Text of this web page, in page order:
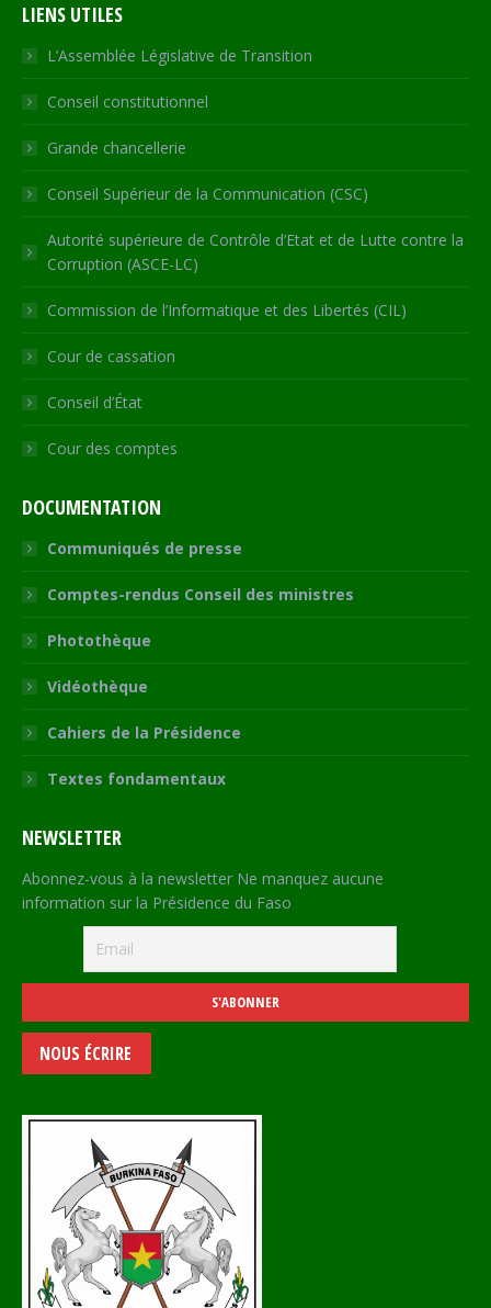
opens
in
new
window
opens
in
new
window
opens
in
new
window
in
new
window
opens
in
new
LIENS UTILES
L’Assemblée Législative de Transition
Conseil constitutionnel
Grande chancellerie
Conseil Supérieur de la Communication (CSC)
Autorité supérieure de Contrôle d’Etat et de Lutte contre la
Corruption (ASCE-LC)
Commission de l’Informatique et des Libertés (CIL)
Cour de cassation
Conseil d’État
Cour des comptes
DOCUMENTATION
Communiqués de presse
Comptes-rendus Conseil des ministres
Photothèque
Vidéothèque
Cahiers de la Présidence
Textes fondamentaux
NEWSLETTER
Abonnez-vous à la newsletter Ne manquez aucune
information sur la Présidence du Faso
NOUS ÉCRIRE